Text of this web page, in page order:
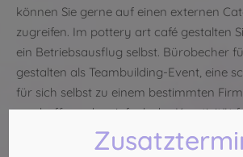
können Sie gerne auf einen externen
zugreifen. Im pottery art café gestalten
ein Betriebsausflug selbst. Bürobecher
gestalten als Teambuilding-Event, eine
für sich selbst zu einem bestimmten
erschaffen oder einfach der Kreativität
wir sind für die Organisation aller Ideen